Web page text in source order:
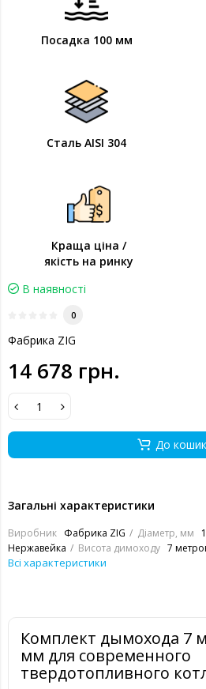
Посадка 100 мм
Сталь AISI 304
Краща ціна /
якість на ринку
В наявності
0
Фабрика ZIG
14 678 грн.
До
Загальні характеристики
Виробник Фабрика ZIG Діаметр, мм
Нержавейка
Висота димоходу 7
Всі характеристики
Комплект дымохода 7
мм для современного
твердотопливного